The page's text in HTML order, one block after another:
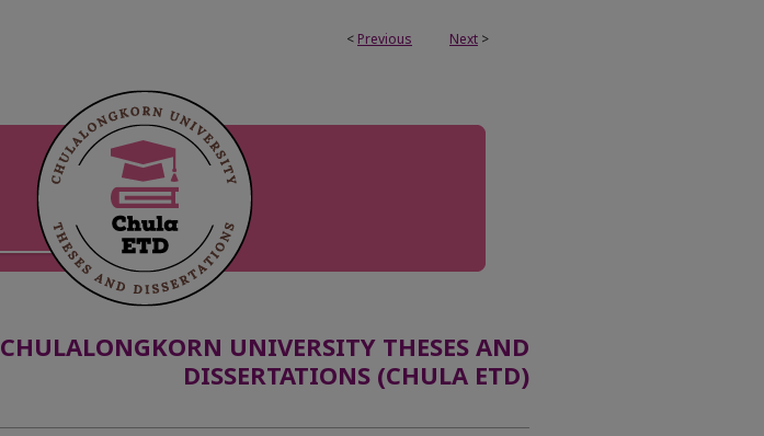
< Previous Next >
CHULALONGKORN UNIVERSITY THESES AND
DISSERTATIONS (CHULA ETD)